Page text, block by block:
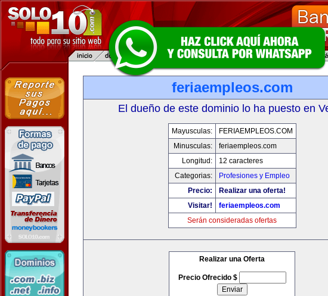
feriaempleos.com
El dueño de este dominio lo ha puesto en
Mayusculas:
FERIAEMPLEOS.COM
Minusculas:
feriaempleos.com
Longitud:
12 caracteres
Categorias:
Profesiones y Empleo
Precio:
Realizar una oferta!
Visitar!
feriaempleos.com
Serán consideradas ofertas
Realizar una Oferta
Precio Ofrecido $